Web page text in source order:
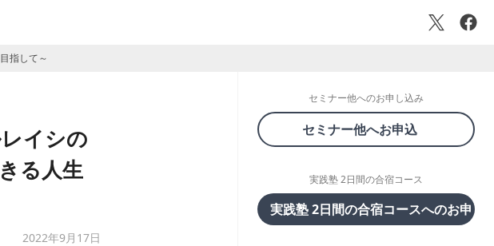
指して～
イシの
る人生
2022年9月17日
セミナー他へのお申し込み
セミナー他へお申込
実践塾 2日間の合宿コース
実践塾 2日間の合宿コースへのお申し